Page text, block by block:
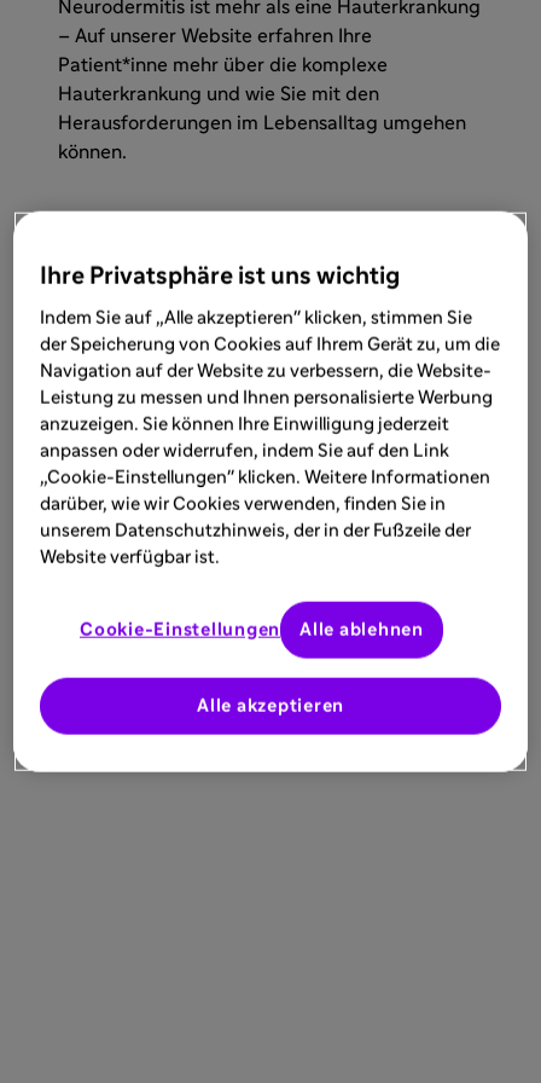
Neurodermitis ist mehr als eine Hauterkrankung
– Auf unserer Website erfahren Ihre
Patient*inne mehr über die komplexe
Hauterkrankung und wie Sie mit den
Herausforderungen im Lebensalltag umgehen
können.
MAT-DE-2505024-11/2025
Ihre Privatsphäre ist uns wichtig
Indem Sie auf „Alle akzeptieren" klicken, stimmen Sie
der Speicherung von Cookies auf Ihrem Gerät zu, um die
Navigation auf der Website zu verbessern, die Website-
Leistung zu messen und Ihnen personalisierte Werbung
anzuzeigen. Sie können Ihre Einwilligung jederzeit
anpassen oder widerrufen, indem Sie auf den Link
„Cookie-Einstellungen" klicken. Weitere Informationen
darüber, wie wir Cookies verwenden, finden Sie in
unserem Datenschutzhinweis, der in der Fußzeile der
Website verfügbar ist.
Cookie-Einstellungen
Alle akzeptieren
Alle ablehnen